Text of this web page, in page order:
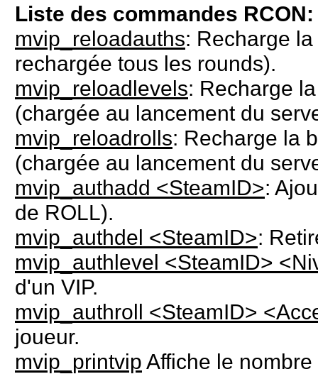
Liste des commandes RCON:
mvip_reloadauths: Recharge
rechargée tous les rounds).
mvip_reloadlevels: Recharge
(chargée au lancement du
mvip_reloadrolls: Recharge la
(chargée au lancement du
mvip_authadd <SteamID>:
de ROLL).
mvip_authdel <SteamID>:
mvip_authlevel <SteamID>
d'un VIP.
mvip_authroll <SteamID>
joueur.
mvip_printvip Affiche le nombre